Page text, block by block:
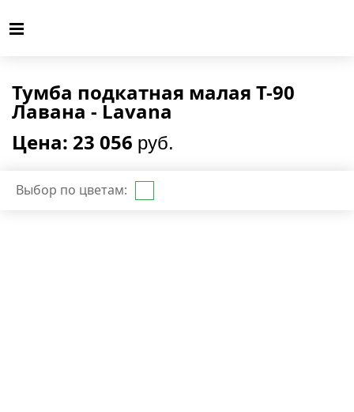
Тумба подкатная малая T-90
Лавана - Lavana
Цена: 23 056 руб.
Выбор по цветам: